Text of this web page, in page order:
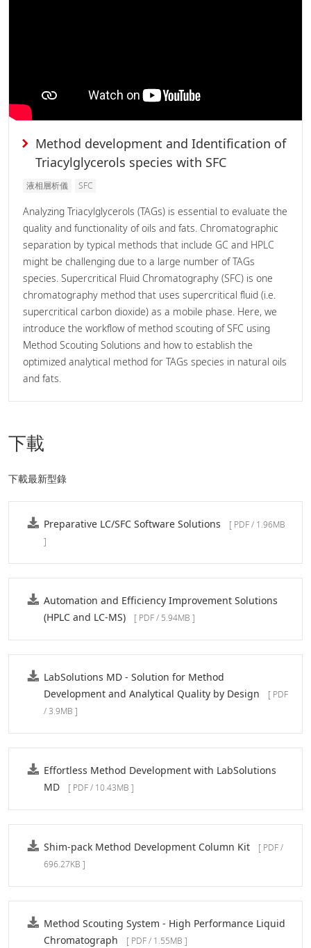
Method development and Identification of
Triacylglycerols species with SFC
液相層析儀 SFC
Analyzing Triacylglycerols (TAGs) is essential to evaluate the
quality and functionality of oils and fats. Chromatographic
separation by typical methods that include GC and HPLC
might be challenging due to a large number of TAGs
species. Supercritical Fluid Chromatography (SFC) is one
chromatography method that uses supercritical fluid (i.e.
supercritical carbon dioxide) as a mobile phase. Here, we
introduce the workflow of method scouting of SFC using
Method Scouting Solutions and how to establish the
optimized analytical method for TAGs species in natural oils
and fats.
下載
下載最新型錄
Preparative LC/SFC Software Solutions
[ PDF / 1.96MB
]
Automation and Efficiency Improvement Solutions
(HPLC and LC-MS)
[ PDF / 5.94MB ]
LabSolutions MD - Solution for Method
Development and Analytical Quality by Design
[ PDF
/ 3.9MB ]
Effortless Method Development with LabSolutions
MD
[ PDF / 10.43MB ]
Shim-pack Method Development Column Kit
[ PDF /
696.27KB ]
Method Scouting System - High Performance Liquid
Chromatograph
[ PDF / 1.55MB ]